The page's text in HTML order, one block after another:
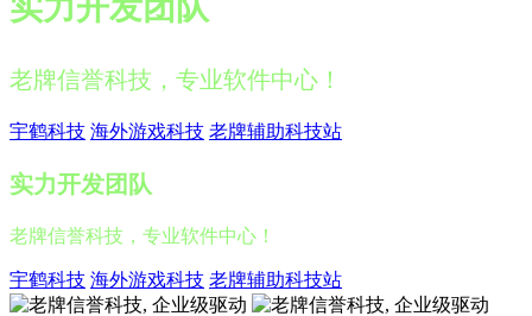
实力开发团队
老牌信誉科技，专业软件中心！
宇鹤科技 海外游戏科技 老牌辅助科技站
实力开发团队
老牌信誉科技，专业软件中心！
宇鹤科技 海外游戏科技 老牌辅助科技站